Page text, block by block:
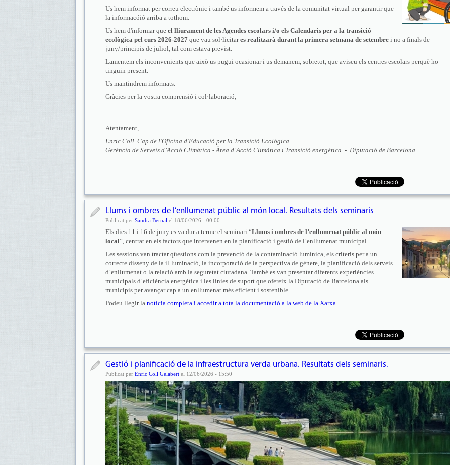
Us hem informat per correu electrònic i també us informem a través de la comunitat virtual per garantir que
la informacóió arriba a tothom.
Us hem d'informar que el lliurament de les Agendes escolars i/o els Calendaris per a la transició
ecològica pel curs 2026-2027 que vau sol·licitares realitzarà durant la primera setmana de setembre i no a finals de
juny/principis de juliol, tal com estava previst.
Lamentem els inconvenients que això us pugui ocasionar i us demanem, sobretot, que aviseu els centres escolars perquè ho
tinguin present.
Us mantindrem informats.
Gràcies per la vostra comprensió i col·laboració,
Atentament,
Enric Coll. Cap de l'Oficina d'Educació per la Transició Ecològica.
Gerència de Serveis d’Acció Climàtica - Àrea d’Acció Climàtica i Transició energètica - Diputació de Barcelona
Llums i ombres de l’enllumenat públic al món local. Resultats dels seminaris
Publicat per Sandra Bernal el 18/06/2026 - 00:00
Els dies 11 i 16 de juny es va dur a terme el seminari “Llums i ombres de l’enllumenat públic al món
local”, centrat en els factors que intervenen en la planificació i gestió de l’enllumenat municipal.
Les sessions van tractar qüestions com la prevenció de la contaminació lumínica, els criteris per a un
correcte disseny de la il·luminació, la incorporació de la perspectiva de gènere, la planificació dels serveis
d’enllumenat o la relació amb la seguretat ciutadana. També es van presentar diferents experiències
municipals d’eficiència energètica i les línies de suport que ofereix la Diputació de Barcelona als
municipis per avançar cap a un enllumenat més eficient i sostenible.
Podeu llegir la notícia completa i accedir a tota la documentació a la web de la Xarxa
Gestió i planificació de la infraestructura verda urbana. Resultats dels seminaris.
Publicat per Enric Coll Gelabert el 12/06/2026 - 15:50